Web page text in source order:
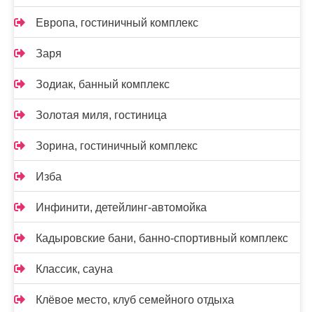
Европа, гостиничный комплекс
Заря
Зодиак, банный комплекс
Золотая миля, гостиница
Зорина, гостиничный комплекс
Изба
Инфинити, детейлинг-автомойка
Кадыровские бани, банно-спортивный комплекс
Классик, сауна
Клёвое место, клуб семейного отдыха